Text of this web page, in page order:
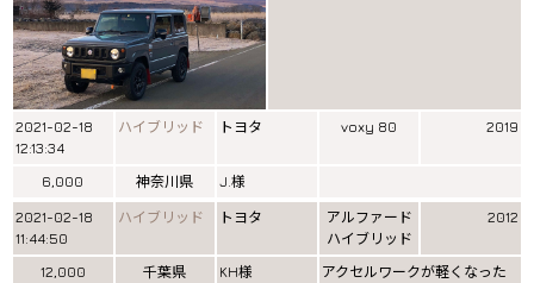
2021-02-18
12:13:34
ハイブリッド トヨタ voxy 80 2019
6,000 神奈川県
J.様
2021-02-18
11:44:50
ハイブリッド トヨタ
アルファード
ハイブリッド
2012
12,000 千葉県 KH様
アクセルワークが軽くなった